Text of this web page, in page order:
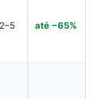
até −65%